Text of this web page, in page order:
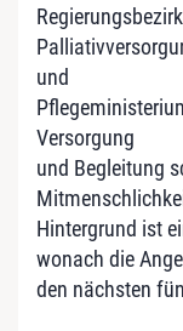
und
Versorgung
und Begleitung
Hintergrund ist
wonach die
den nächsten